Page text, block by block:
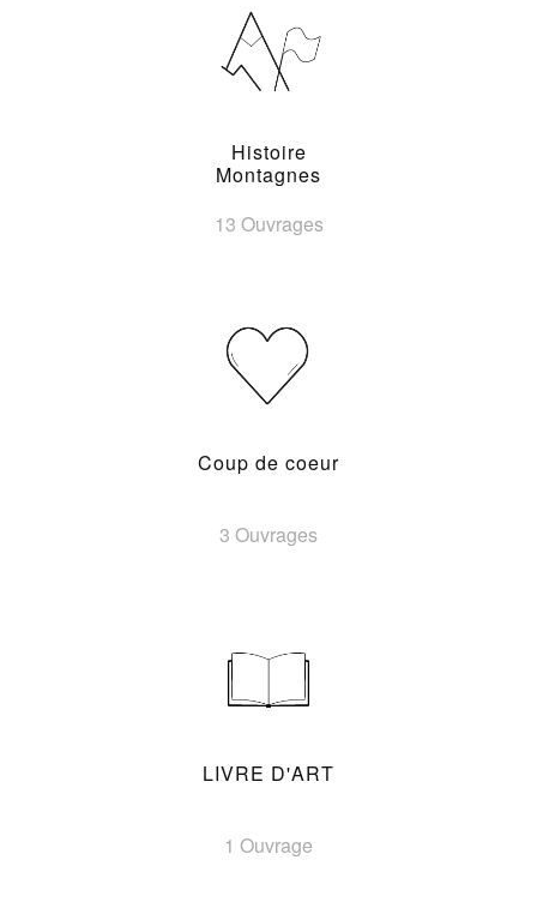
Histoire
Montagnes
13 Ouvrages
Coup de coeur
3 Ouvrages
LIVRE D'ART
1 Ouvrage